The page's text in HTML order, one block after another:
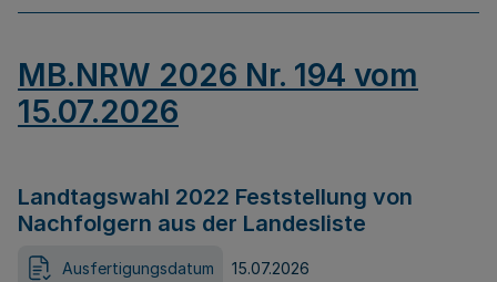
MB.NRW 2026 Nr. 194 vom
15.07.2026
Landtagswahl 2022 Feststellung von
Nachfolgern aus der Landesliste
Ausfertigungsdatum 15.07.2026